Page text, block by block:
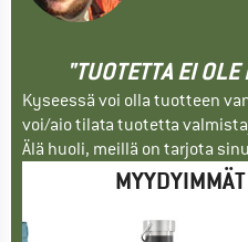
"TUOTETTA EI
Kyseessä voi olla tuotteen
voi/aio tilata tuotetta
Älä huoli, meillä on tarjota